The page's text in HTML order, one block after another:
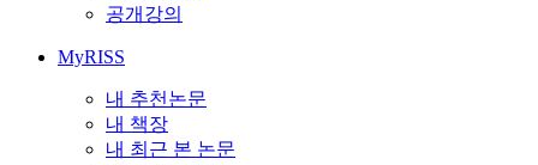
공개강의
MyRISS
내 추천논문
내 책장
내 최근 본 논문